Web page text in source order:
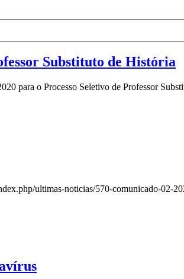
Substituto de História
para o Processo Seletivo de Professor
ultimas-noticias/570-comunicado-02-